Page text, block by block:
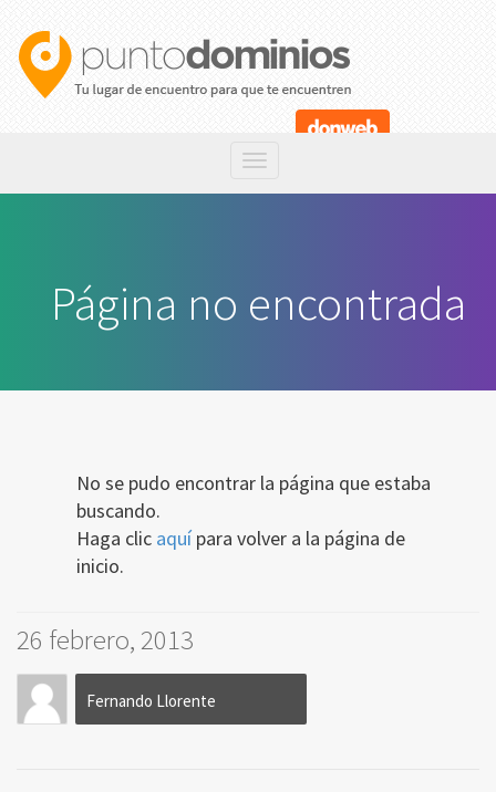
Página no encontrada
No se pudo encontrar la página que estaba
buscando.
Haga clic aquípara volver a la página de
inicio.
26 febrero, 2013
Fernando Llorente